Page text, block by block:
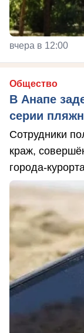
вчера в 12:00
Общество
В Анапе
серии
Сотрудники
краж,
города-